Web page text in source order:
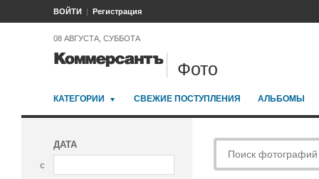
ВОЙТИ Регистрация
08 АВГУСТА, СУББОТА
Фото
КАТЕГОРИИ СВЕЖИЕ ПОСТУПЛЕНИЯ АЛЬБОМЫ
ДАТА
с